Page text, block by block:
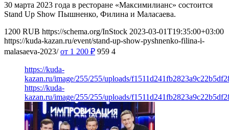
30 марта 2023 года в ресторане «Максимилианс» состоится
Stand Up Show Пышненко, Филина и Маласаева.
1200 RUB https://schema.org/InStock 2023-03-01T19:35:00+03:00
https://kuda-kazan.ru/event/stand-up-show-pyshnenko-filina-i-
malasaeva-2023/ от 1 200 ₽ 959 4
https://kuda-
kazan.ru/image/255/255/uploads/
https://kuda-
kazan.ru/image/255/255/uploads/